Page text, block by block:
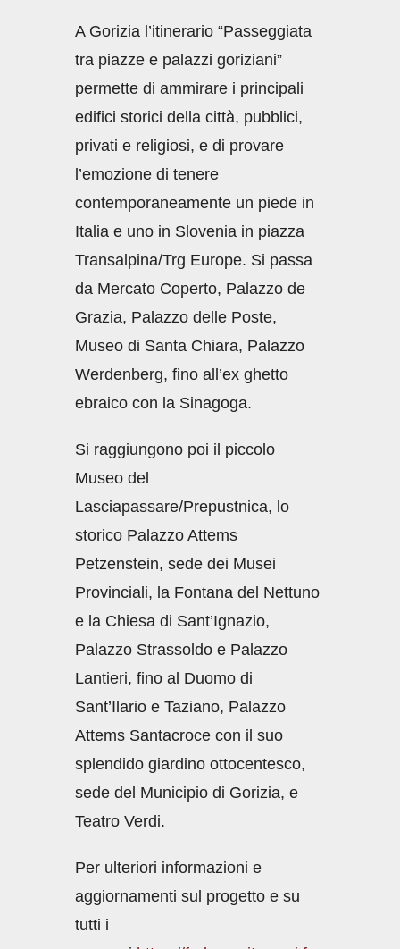
A Gorizia l’itinerario “Passeggiata
tra piazze e palazzi goriziani”
permette di ammirare i principali
edifici storici della città, pubblici,
privati e religiosi, e di provare
l’emozione di tenere
contemporaneamente un piede in
Italia e uno in Slovenia in piazza
Transalpina/Trg Europe. Si passa
da Mercato Coperto, Palazzo de
Grazia, Palazzo delle Poste,
Museo di Santa Chiara, Palazzo
Werdenberg, fino all’ex ghetto
ebraico con la Sinagoga.
Si raggiungono poi il piccolo
Museo del
Lasciapassare/Prepustnica, lo
storico Palazzo Attems
Petzenstein, sede dei Musei
Provinciali, la Fontana del Nettuno
e la Chiesa di Sant’Ignazio,
Palazzo Strassoldo e Palazzo
Lantieri, fino al Duomo di
Sant’Ilario e Taziano, Palazzo
Attems Santacroce con il suo
splendido giardino ottocentesco,
sede del Municipio di Gorizia, e
Teatro Verdi.
Per ulteriori informazioni e
aggiornamenti sul progetto e su
tutti i